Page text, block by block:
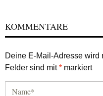
KOMMENTARE
Deine E-Mail-Adresse wird
Felder sind mit* markiert